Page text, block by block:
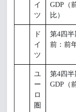
イ
ツ
GDP（
比）
ド
イ
ツ
第4四半
前：前
ユ
ー
ロ
圏
第4四半
GDP（